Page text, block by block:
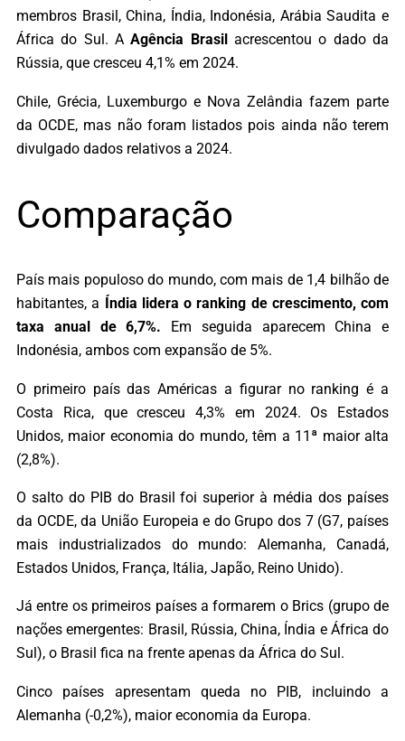
membros Brasil, China, Índia, Indonésia, Arábia Saudita e
África do Sul. AAgência Brasil acrescentou o dado da
Rússia, que cresceu 4,1% em 2024.
Chile, Grécia, Luxemburgo e Nova Zelândia fazem parte
da OCDE, mas não foram listados pois ainda não terem
divulgado dados relativos a 2024.
Comparação
País mais populoso do mundo, com mais de 1,4 bilhão de
habitantes, a
Índia lidera o ranking de crescimento, com
taxa anual de 6,7%. Em seguida aparecem China e
Indonésia, ambos com expansão de 5%.
O primeiro país das Américas a figurar no ranking é a
Costa Rica, que cresceu 4,3% em 2024. Os Estados
Unidos, maior economia do mundo, têm a 11ª maior alta
(2,8%).
O salto do PIB do Brasil foi superior à média dos países
da OCDE, da União Europeia e do Grupo dos 7 (G7, países
mais industrializados do mundo: Alemanha, Canadá,
Estados Unidos, França, Itália, Japão, Reino Unido).
Já entre os primeiros países a formarem o Brics (grupo de
nações emergentes: Brasil, Rússia, China, Índia e África do
Sul), o Brasil fica na frente apenas da África do Sul.
Cinco países apresentam queda no PIB, incluindo a
Alemanha (-0,2%), maior economia da Europa.